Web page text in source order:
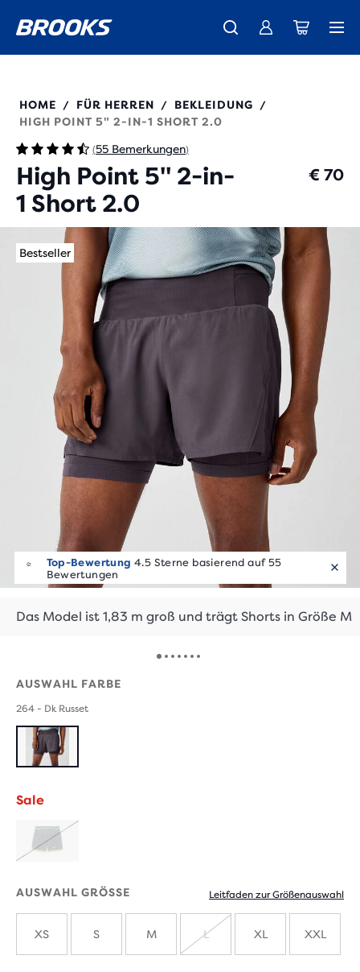
Kostenloser Versand für Mitglieder. Join us
Der brandneue Ghost Amp ist da - Shop Damen Herren
Wir präsentieren die neue Cascadia Kollektion - Jetzt kaufen
211495
HOME / FÜR HERREN / BEKLEIDUNG
/
HIGH POINT 5" 2-IN-1 SHORT 2.0
(55 Bemerkungen)
High Point 5" 2-in-
1 Short 2.0
€ 70
Top-Bewertung 4.5 Sterne basierend auf 55
Bewertungen
Bestseller
Das Model ist 1,83 m groß und trägt Shorts in Größe M
AUSWAHL FARBE
264 - Dk Russet
Sale
AUSVERKAUFT
AUSWAHL GRÖSSE Leitfaden zur Größenauswahl
XS S M L XL XXL